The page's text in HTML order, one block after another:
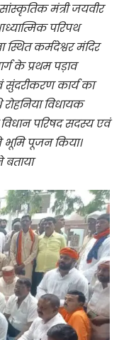
मंत्री जयवीर
परिपथ
स्थित कर्मदेश्वर मंदिर
के प्रथम पड़ाव
सुंदरीकरण कार्य का
विधायक
परिषद सदस्य एवं
भूमि पूजन किया।